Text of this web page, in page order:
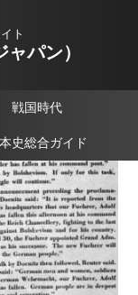
ト
パン）
戦国時代
史総合ガイド